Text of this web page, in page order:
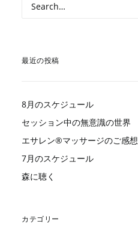
最近の投稿
8月のスケジュール
セッション中の無意識の世界
エサレン®︎マッサージのご感想
7月のスケジュール
森に聴く
カテゴリー